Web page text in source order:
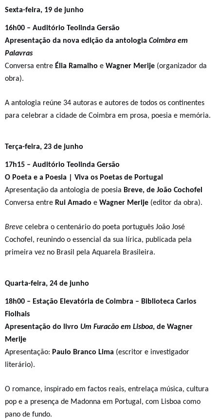
Sexta-feira, 19 de junho
16h00 – Auditório Teolinda Gersão
Apresentação da nova edição da antologia Coimbra em
Palavras
Conversa entre Élia Ramalho e Wagner Merije (organizador da
obra).
A antologia reúne 34 autoras e autores de todos os continentes
para celebrar a cidade de Coimbra em prosa, poesia e memória.
Terça-feira, 23 de junho
17h15 – Auditório Teolinda Gersão
O Poeta e a Poesia | Viva os Poetas de Portugal
Apresentação da antologia de poesia Breve, de João Cochofel
Conversa entre Rui Amado e Wagner Merije (editor da obra).
Breve celebra o centenário do poeta português João José
Cochofel, reunindo o essencial da sua lírica, publicada pela
primeira vez no Brasil pela Aquarela Brasileira.
Quarta-feira, 24 de junho
18h00 – Estação Elevatória de Coimbra – Biblioteca Carlos
Fiolhais
Apresentação do livro Um Furacão em Lisboa, de Wagner
Merije
Apresentação: Paulo Branco Lima (escritor e investigador
literário).
O romance, inspirado em factos reais, entrelaça música, cultura
pop e a presença de Madonna em Portugal, com Lisboa como
pano de fundo.